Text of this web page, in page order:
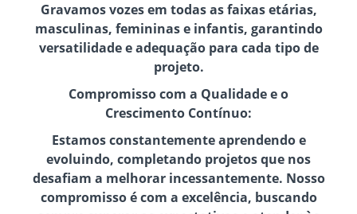
Gravamos vozes em todas as faixas etárias,
masculinas, femininas e infantis, garantindo
versatilidade e adequação para cada tipo de
projeto.
Compromisso com a Qualidade e o
Crescimento Contínuo:
Estamos constantemente aprendendo e
evoluindo, completando projetos que nos
desafiam a melhorar incessantemente. Nosso
compromisso é com a excelência, buscando